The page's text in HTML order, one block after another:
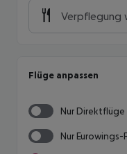
Verpflegung
Flüge anpassen
Nur Direktflüge
Nur Eurowings-